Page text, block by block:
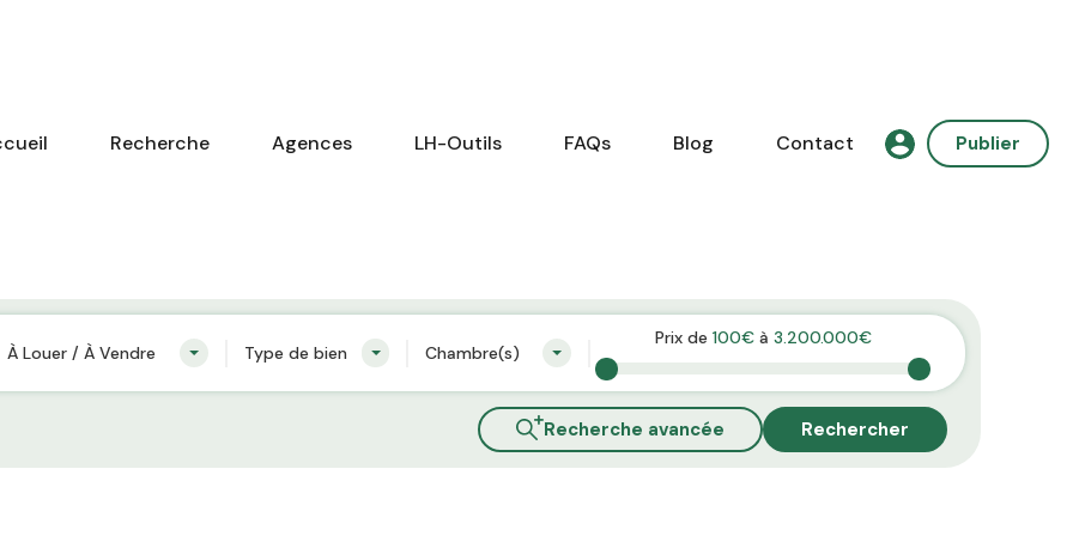
Recherche Agences LH-Outils FAQs Blog Contact Publier
À Louer / À Vendre Type de bien Chambre(s)
Prix de 100€à 3.200.000€
Recherche avancée Rechercher